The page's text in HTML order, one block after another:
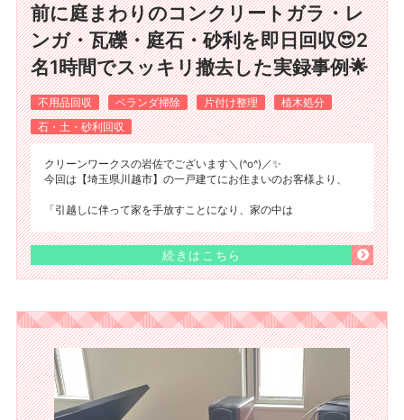
前に庭まわりのコンクリートガラ・レ
ンガ・瓦礫・庭石・砂利を即日回収😍2
名1時間でスッキリ撤去した実録事例🌟
不用品回収 ベランダ掃除 片付け整理
植木処分
石・土・砂利回収
クリーンワークスの岩佐でございます＼(^o^)／✨
今回は【埼玉県川越市】の一戸建てにお住まいのお客様より、
「引越しに伴って家を手放すことになり、家の中は
続きはこちら